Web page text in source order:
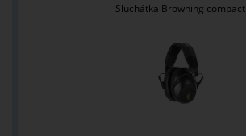
Sluchátka Browning compact